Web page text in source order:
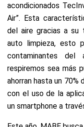
acondicionados
Air”. Esta
del aire gracias a
auto limpieza, esto
contaminantes
respiremos sea más
ahorran hasta un 70%
con el uso de la
un smartphone a